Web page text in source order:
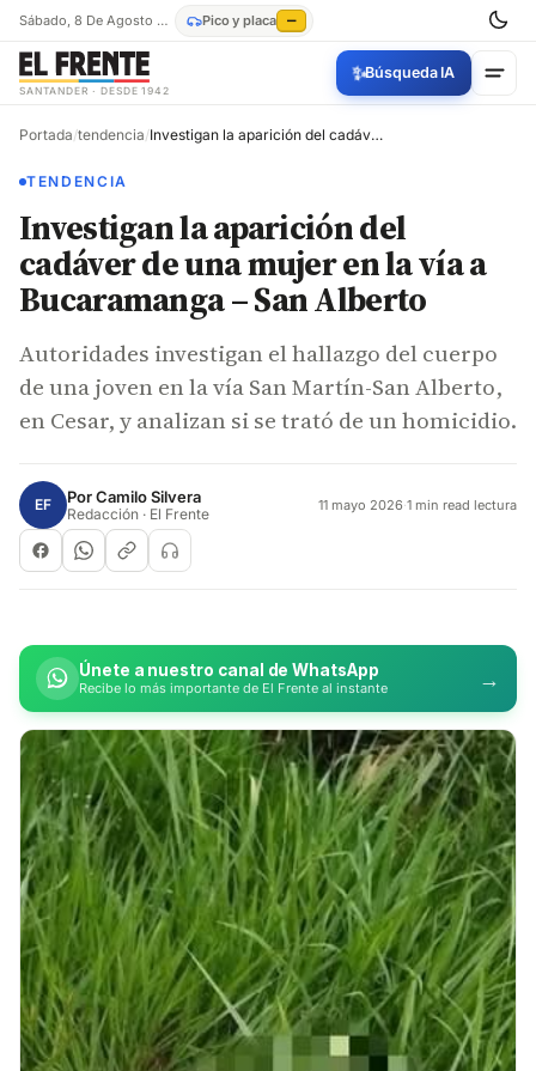
Sábado, 8 De Agosto De 2026 Pico y placa —
SANTANDER · DESDE 1942
✨Búsqueda IA
Portada/tendencia/ Investigan la aparición del cadáver de una mujer en la vía a Bucaramanga – San Alberto
TENDENCIA
Investigan la aparición del
cadáver de una mujer en la vía a
Bucaramanga – San Alberto
Autoridades investigan el hallazgo del cuerpo
de una joven en la vía San Martín-San Alberto,
en Cesar, y analizan si se trató de un homicidio.
EF PorCamilo Silvera
Redacción · El Frente 11 mayo 2026·1 min read lectura
Únete a nuestro canal de WhatsApp
Recibe lo más importante de El Frente al instante →